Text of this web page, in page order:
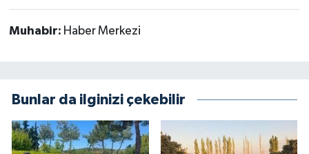
Muhabir: Haber Merkezi
Bunlar da ilginizi çekebilir